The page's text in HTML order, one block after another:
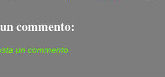
commento:
un commento